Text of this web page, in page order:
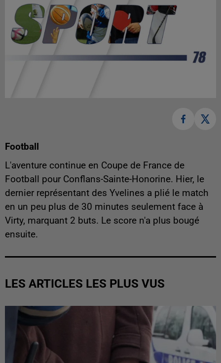
Football
L'aventure continue en Coupe de France de
Football pour Conflans-Sainte-Honorine. Hier, le
dernier représentant des Yvelines a plié le match
en un peu plus de 30 minutes seulement face à
Virty, marquant 2 buts. Le score n'a plus bougé
ensuite.
LES ARTICLES LES PLUS VUS